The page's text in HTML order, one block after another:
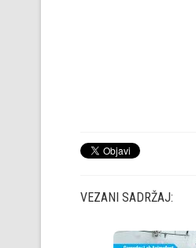
VEZANI SADRŽAJ: